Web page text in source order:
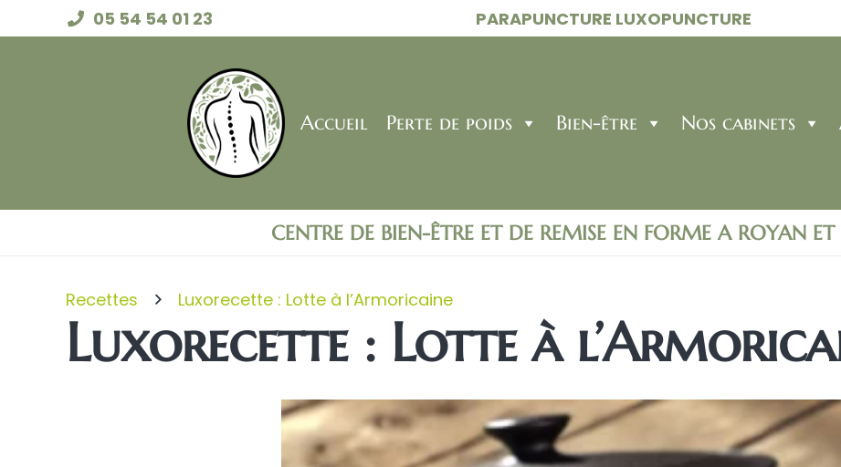
05 54 54 01 23 PARAPUNCTURE LUXOPUNCTURE
Accueil Perte de poids Bien-être Nos cabinets
CENTRE DE BIEN-ÊTRE ET DE REMISE EN FORME A ROYAN
Recettes Luxorecette : Lotte à l’Armoricaine
Luxorecette : Lotte à